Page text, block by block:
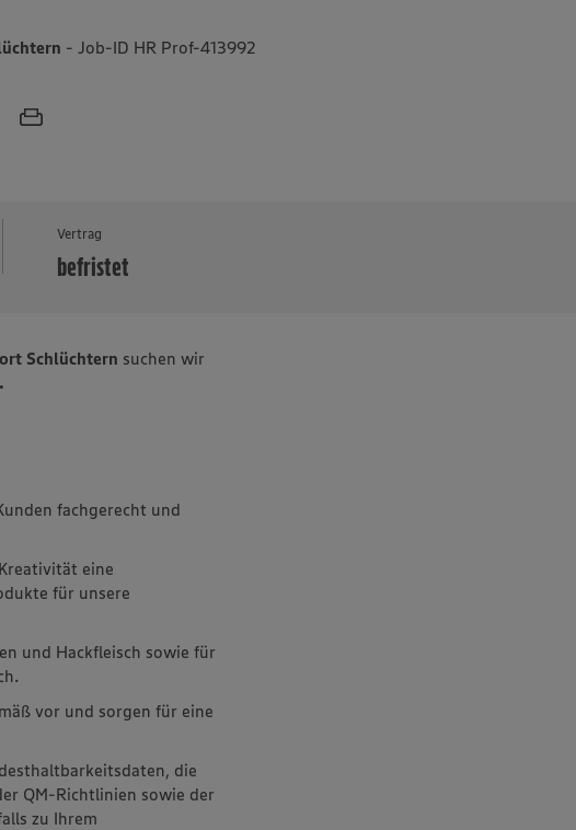
- Job-ID HR Prof-413992
Vertrag
befristet
Schlüchtern suchen wir
fachgerecht und
eine
für unsere
und Hackfleisch sowie für
vor und sorgen für eine
die
QM-Richtlinien sowie der
zu Ihrem